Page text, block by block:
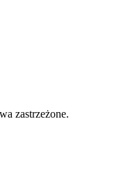
zastrzeżone.